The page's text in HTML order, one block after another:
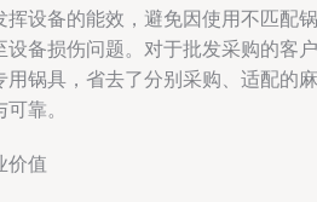
设备的能效，避免因使用不匹配锅
备损伤问题。对于批发采购的客户
锅具，省去了分别采购、适配的麻
靠。
价值